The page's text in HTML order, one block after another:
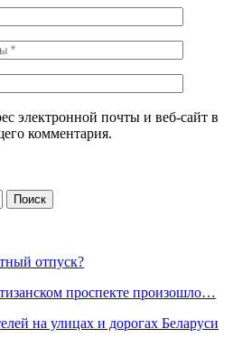
электронной почты и веб-сайт в
комментария.
отпуск?
проспекте произошло…
на улицах и дорогах Беларуси